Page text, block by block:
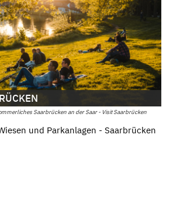
Saarbrücken an der Saar - Visit Saarbrücken
und Parkanlagen - Saarbrücken